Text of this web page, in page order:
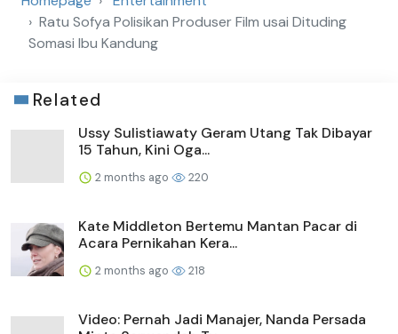
Ratu Sofya Polisikan Produser Film usai Dituding
Somasi Ibu Kandung
Related
Ussy Sulistiawaty Geram Utang Tak Dibayar
15 Tahun, Kini Oga...
2 months ago 220
Kate Middleton Bertemu Mantan Pacar di
Acara Pernikahan Kera...
2 months ago 218
Video: Pernah Jadi Manajer, Nanda Persada